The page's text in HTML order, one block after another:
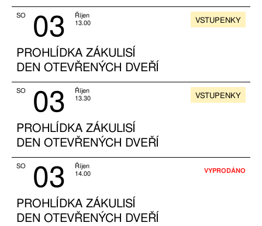
SO 03
Říjen
13.00
PROHLÍDKA ZÁKULISÍ
DEN OTEVŘENÝCH DVEŘÍ
VSTUPENKY
SO 03
Říjen
13.30
PROHLÍDKA ZÁKULISÍ
DEN OTEVŘENÝCH DVEŘÍ
VSTUPENKY
SO 03
Říjen
14.00
PROHLÍDKA ZÁKULISÍ
DEN OTEVŘENÝCH DVEŘÍ
VYPRODÁNO